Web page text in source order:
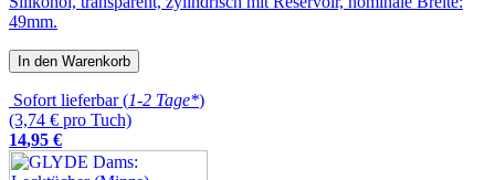
49mm.
In den Warenkorb
Sofort lieferbar (1-2 Tage*)
(3,74 € pro Tuch)
14,95 €